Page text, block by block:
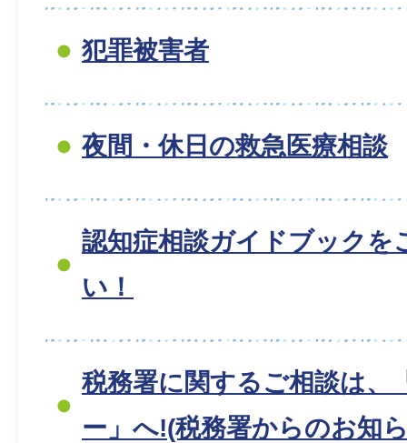
犯罪被害者
夜間・休日の救急医療相談
認知症相談ガイドブックを
い！
税務署に関するご相談は、
ー」へ!(税務署からのお知